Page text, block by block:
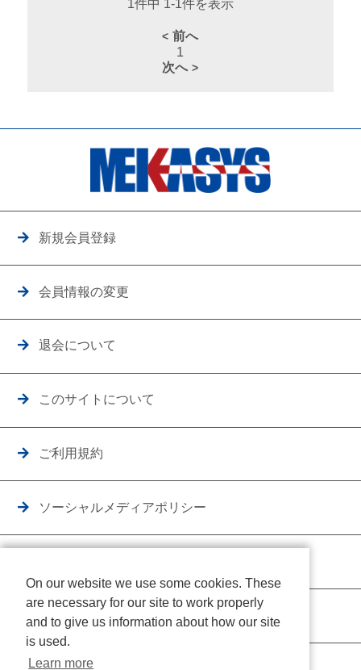
1件中 1-1件を表示
前へ
1
次へ
新規会員登録
会員情報の変更
退会について
このサイトについて
ご利用規約
ソーシャルメディアポリシー
クッキーポリシー
On our website we use some cookies. These
are necessary for our site to work properly
and to give us information about how our site
is used.
Learn more